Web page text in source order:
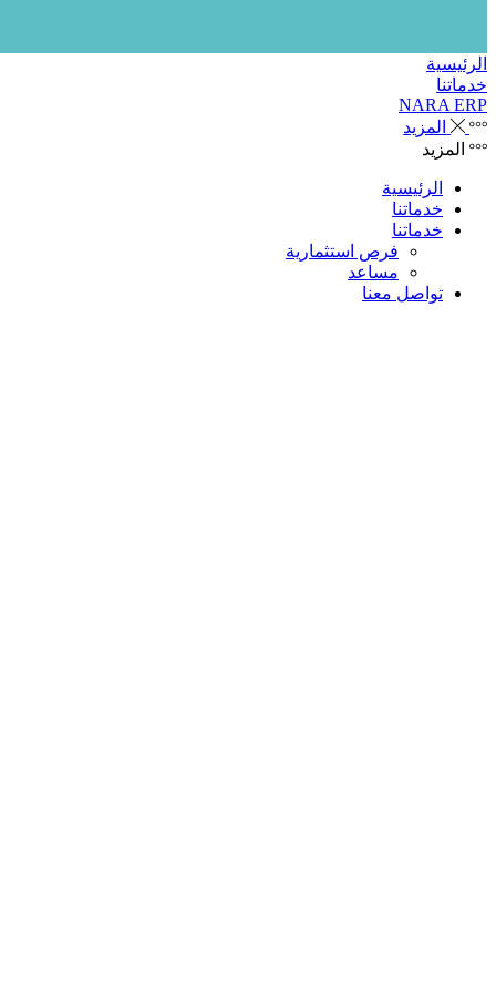
الرئيسية
خدماتنا
NARA ERP
المزيد
المزيد
الرئيسية
خدماتنا
خدماتنا
فرص استثمارية
مساعد
تواصل معنا